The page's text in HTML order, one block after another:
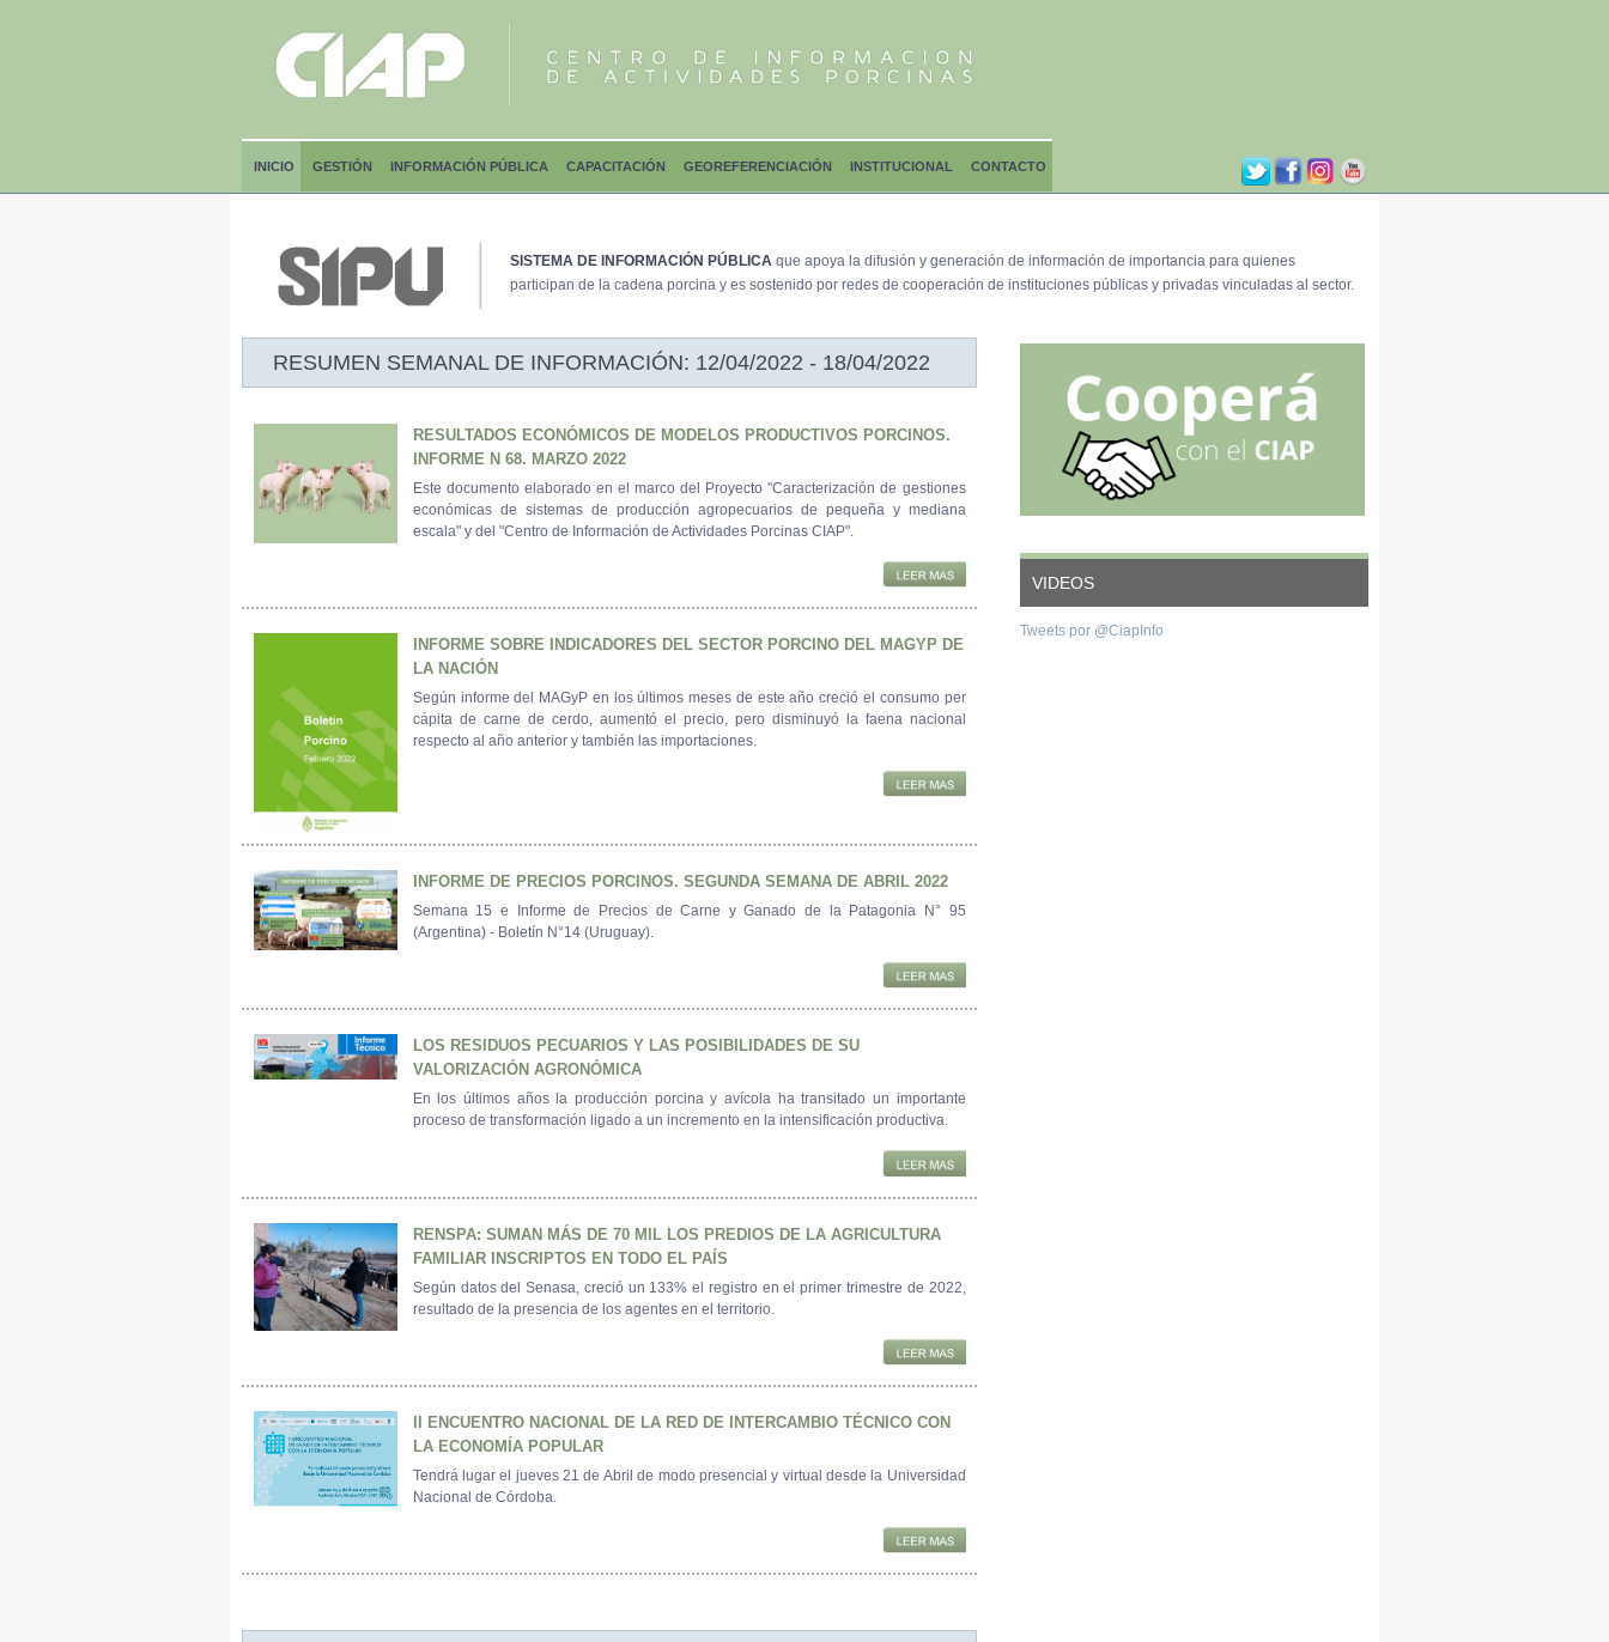
INICIO GESTIÓN INFORMACIÓN PÚBLICA CAPACITACIÓN GEOREFERENCIACIÓN INSTITUCIONAL CONTACTO
SISTEMA DE INFORMACIÓN PÚBLICAque apoya la difusión y generación de información de importancia para quienes
participan de la cadena porcina y es sostenido por redes de cooperación de instituciones públicas y privadas vinculadas al sector.
RESUMEN SEMANAL DE INFORMACIÓN: 12/04/2022 - 18/04/2022
RESULTADOS ECONÓMICOS DE MODELOS PRODUCTIVOS PORCINOS.
INFORME N 68. MARZO 2022
Este documento elaborado en el marco del Proyecto "Caracterización de gestiones
económicas de sistemas de producción agropecuarios de pequeña y mediana
escala" y del "Centro de Información de Actividades Porcinas CIAP".
INFORME SOBRE INDICADORES DEL SECTOR PORCINO DEL MAGYP DE
LA NACIÓN
Según informe del MAGyP en los últimos meses de este año creció el consumo per
cápita de carne de cerdo, aumentó el precio, pero disminuyó la faena nacional
respecto al año anterior y también las importaciones.
INFORME DE PRECIOS PORCINOS. SEGUNDA SEMANA DE ABRIL 2022
Semana 15 e Informe de Precios de Carne y Ganado de la Patagonia N° 95
(Argentina) - Boletín N°14 (Uruguay).
LOS RESIDUOS PECUARIOS Y LAS POSIBILIDADES DE SU
VALORIZACIÓN AGRONÓMICA
En los últimos años la producción porcina y avícola ha transitado un importante
proceso de transformación ligado a un incremento en la intensificación productiva.
RENSPA: SUMAN MÁS DE 70 MIL LOS PREDIOS DE LA AGRICULTURA
FAMILIAR INSCRIPTOS EN TODO EL PAÍS
Según datos del Senasa, creció un 133% el registro en el primer trimestre de 2022,
resultado de la presencia de los agentes en el territorio.
II ENCUENTRO NACIONAL DE LA RED DE INTERCAMBIO TÉCNICO CON
LA ECONOMÍA POPULAR
Tendrá lugar el jueves 21 de Abril de modo presencial y virtual desde la Universidad
Nacional de Córdoba.
VIDEOS
Tweets por @CiapInfo